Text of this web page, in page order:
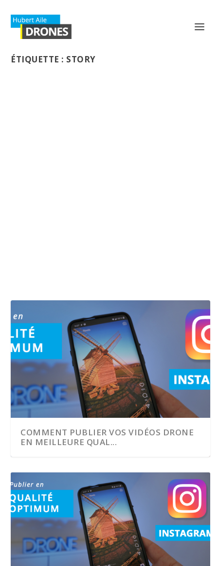
ÉTIQUETTE : STORY
COMMENT PUBLIER VOS VIDÉOS DRONE
EN MEILLEURE QUAL...